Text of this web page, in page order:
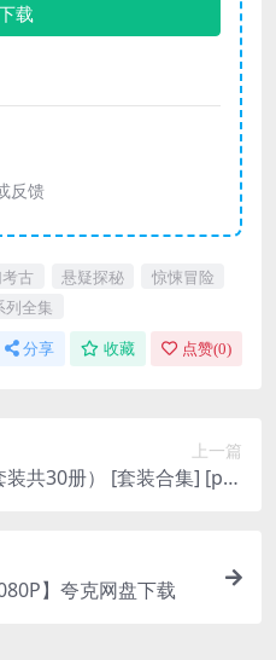
载
反馈
古 悬疑探秘
惊悚冒险
列全集
分享 收藏 点赞(0)
上一篇
共30册） [ 套装合集] [pdf
】夸克网盘下载